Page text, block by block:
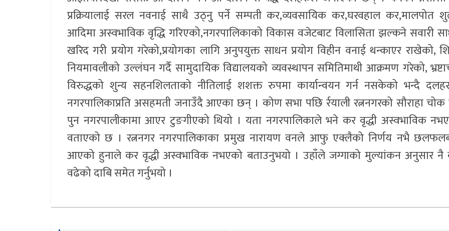
प्रक्रियालाई सरल नवनाई साथै उठ्नु पर्ने सम्पती कर,व्यवसायिक कर,घरवहाल कर,मालपोत
आदिमा अस्वभाविक वृद्धि गरिएको,नगरपालिकाको विकास वजेटबाट विलासिता झल्कने सवारी
खरिद गरी प्रयोग गरेको,प्रयोगका लागि अनुपयुक्त साधन प्रयोग विहीन वनाई थन्काएर राखेको,
नियमावलीको उल्लंघन गर्दै सामुदायिक विद्यालयको व्यवस्थापन समितिमाथी आक्रमण गरेको,
विरुद्धको शुन्य सहनशिलताको नीतिलाई शशक्त रुपमा कार्यान्वयन गर्न नसकेको भन्दै
नगरपालिकाप्रति असहमती जनाउँदै आएका छन् । कोण सभा पछि र्रयाली रत्ननगरको सौराहा
पुन नगरपालीकामा आएर टुङगीएको थियो । यता नगरपालिकाले भने कर वृद्धी अस्वभाविक
वताएको छ । रत्ननगर नगरपालिकाका प्रमुख नारायण वनले आफु एक्लैको निर्णय नभै
आएको हुनाले कर वृद्धी अस्वभाविक नभएको बताउनुभयो । उहाँले जग्गाको मुल्यांकन अनुसार
वढेको दाबि समेत गर्नुभयो ।